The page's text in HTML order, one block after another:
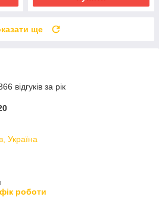
ще
відгуків за рік
Україна
роботи